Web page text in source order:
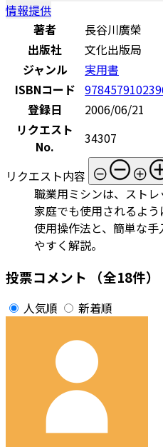
情報提供
著者
長谷川廣榮
出版社
文化出版局
ジャンル
実用書
ISBNコード
登録日
2006/06/21
リクエスト
No.
34307
リクエスト内容
職業用ミシンは、スト
家庭でも使用されるよ
使用操作法と、簡単な
やすく解説。
投票コメント （全18件）
人気順 新着順